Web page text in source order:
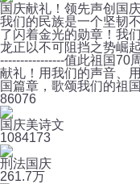
国庆献礼！领先声创国
我们的民族是一个坚韧
了闪着金光的勋章！我
龙正以不可阻挡之势崛
----------------值此祖国70
献礼！用我们的声音、
国篇章，歌颂我们的祖
86076
国庆美诗文
1084173
刑法国庆
261.7万